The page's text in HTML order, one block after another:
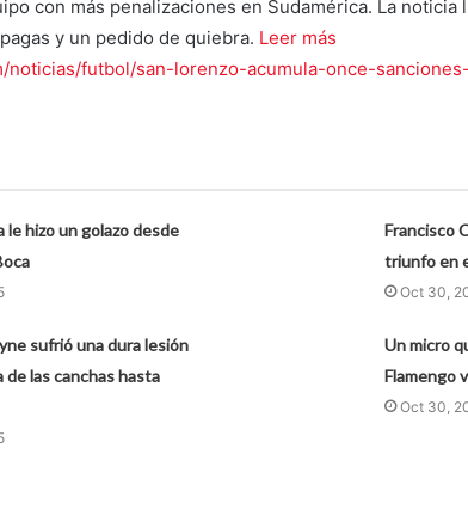
con más penalizaciones en Sudamérica. La noticia
y un pedido de quiebra. Leer más
noticias/futbol/san-lorenzo-acumula-once-
le hizo un golazo desde
Francisco
triunfo en
Oct 30,
sufrió una dura lesión
de las canchas hasta
Un micro
Flamengo
Oct 30,